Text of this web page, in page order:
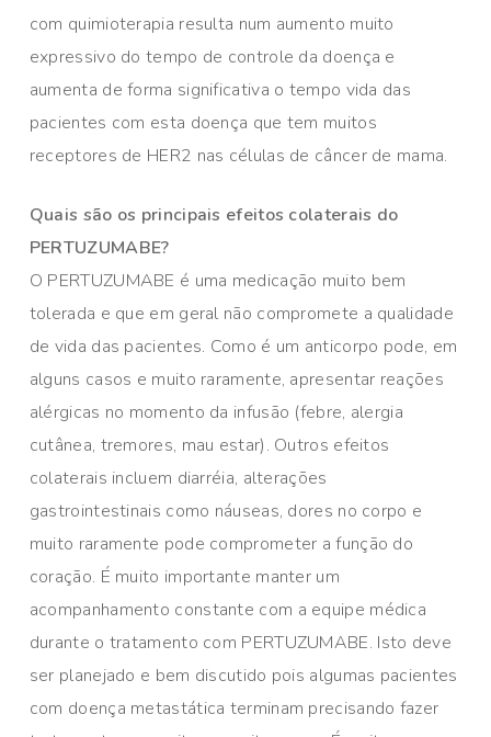
com quimioterapia resulta num aumento muito
expressivo do tempo de controle da doença e
aumenta de forma significativa o tempo vida das
pacientes com esta doença que tem muitos
receptores de HER2 nas células de câncer de mama.
Quais são os principais efeitos colaterais do
PERTUZUMABE?
O PERTUZUMABE é uma medicação muito bem
tolerada e que em geral não compromete a qualidade
de vida das pacientes. Como é um anticorpo pode, em
alguns casos e muito raramente, apresentar reações
alérgicas no momento da infusão (febre, alergia
cutânea, tremores, mau estar). Outros efeitos
colaterais incluem diarréia, alterações
gastrointestinais como náuseas, dores no corpo e
muito raramente pode comprometer a função do
coração. É muito importante manter um
acompanhamento constante com a equipe médica
durante o tratamento com PERTUZUMABE. Isto deve
ser planejado e bem discutido pois algumas pacientes
com doença metastática terminam precisando fazer